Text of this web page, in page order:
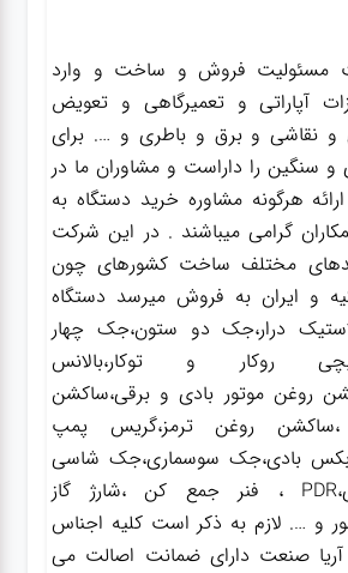
مسئولیت فروش و ساخت و وارد
آپاراتی و تعمیرگاهی و تعویض
و نقاشی و برق و باطری و …. برای
سنگین را داراست و مشاوران ما در
هرگونه مشاوره خرید دستگاه به
گرامی میباشند . در این شرکت
مختلف ساخت کشورهای چون
و ایران به فروش میرسد دستگاه
درار،جک دو ستون،جک چهار
روکار و توکار،بالانس
روغن موتور بادی و برقی،ساکشن
روغن ترمز،گریس پمپ
بادی،جک سوسماری،جک شاسی
کن،جک صافکاری،PDR ، فنر جمع کن ،شارژ گاز
و …. لازم به ذکر است کلیه اجناس
صنعت دارای ضمانت اصالت می